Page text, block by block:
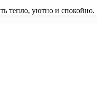
тепло, уютно и